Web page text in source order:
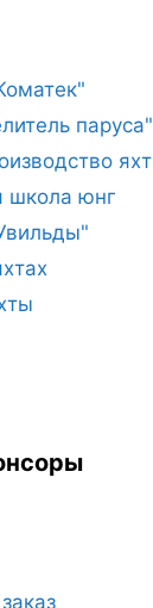
паруса"
яхт
школа юнг